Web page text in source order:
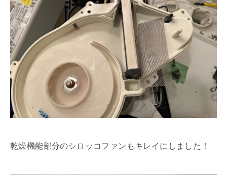
乾燥機能部分のシロッコファンもキレイにしました！